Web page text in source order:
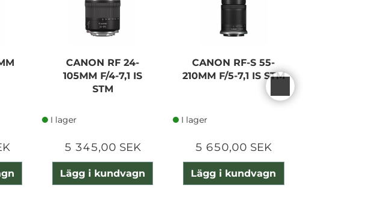
CANON RF 24-
105MM F/4-7,1 IS
STM
I lager
5 345,00 SEK
Lägg i kundvagn
CANON RF-S 55-
210MM F/5-7,1 IS STM
I lager
5 650,00 SEK
Lägg i kundvagn